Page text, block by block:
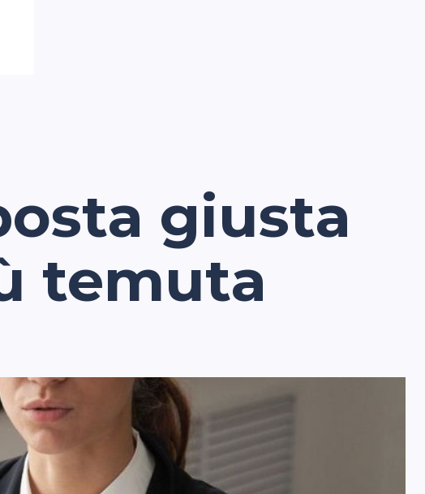
giusta
temuta